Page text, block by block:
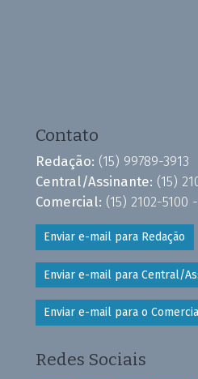
Contato
Redação: (15) 99789-3913
Central/Assinante: (15)
Comercial: (15) 2102-5100
Enviar e-mail para Redação
Enviar e-mail para Central/
Enviar e-mail para o
Redes Sociais